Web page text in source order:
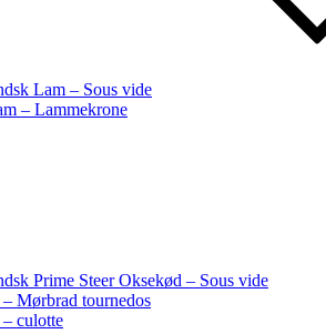
Lam – Sous vide
– Lammekrone
Prime Steer Oksekød – Sous vide
Mørbrad tournedos
culotte